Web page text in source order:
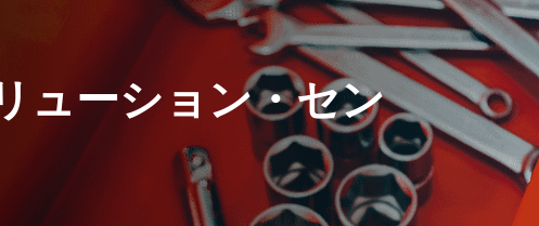
ューション・セン